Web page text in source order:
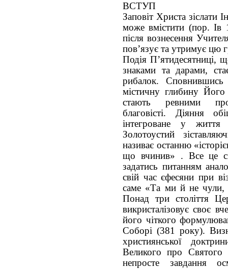
ВСТУП
Заповіт Христа зіслати
може вмістити (пор. Ів
після вознесення
пов’язує та утримує цю
Подія П’ятидесятниці,
знаками та дарами,
рибалок.
містичну глибину Його
стають ревними
благовісті. Діяння
інтегроване у
Золотоустий
називає останню
що вчинив» . Все це
задатись питанням
свій час єфесяни при
саме «Та ми й не
Понад три століття
викристалізовує своє
його чіткого
Соборі (381 року).
християнської
Великого про
непросте завдання